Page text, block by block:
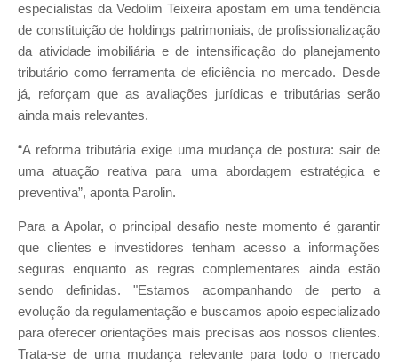
especialistas da Vedolim Teixeira apostam em uma tendência
de constituição de holdings patrimoniais, de profissionalização
da atividade imobiliária e de intensificação do planejamento
tributário como ferramenta de eficiência no mercado. Desde
já, reforçam que as avaliações jurídicas e tributárias serão
ainda mais relevantes.
“A reforma tributária exige uma mudança de postura: sair de
uma atuação reativa para uma abordagem estratégica e
preventiva”, aponta Parolin.
Para a Apolar, o principal desafio neste momento é garantir
que clientes e investidores tenham acesso a informações
seguras enquanto as regras complementares ainda estão
sendo definidas. "Estamos acompanhando de perto a
evolução da regulamentação e buscamos apoio especializado
para oferecer orientações mais precisas aos nossos clientes.
Trata-se de uma mudança relevante para todo o mercado